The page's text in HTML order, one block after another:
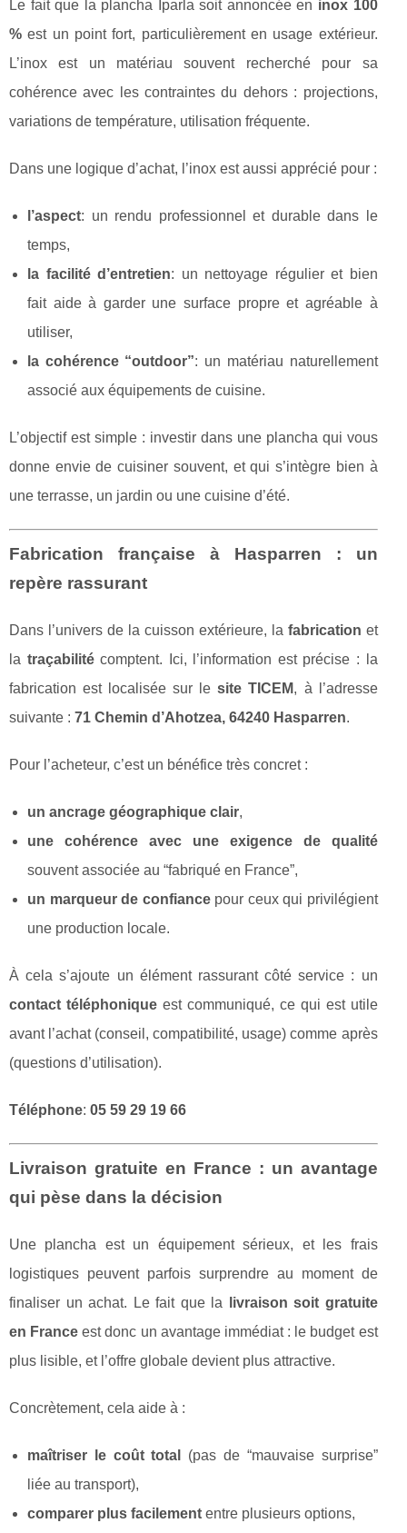
Le fait que la plancha Iparla soit annoncée en inox 100
% est un point fort, particulièrement en usage extérieur.
L’inox est un matériau souvent recherché pour sa
cohérence avec les contraintes du dehors : projections,
variations de température, utilisation fréquente.
Dans une logique d’achat, l’inox est aussi apprécié pour :
l’aspect: un rendu professionnel et durable dans le
temps,
la facilité d’entretien: un nettoyage régulier et bien
fait aide à garder une surface propre et agréable à
utiliser,
la cohérence “outdoor”: un matériau naturellement
associé aux équipements de cuisine.
L’objectif est simple : investir dans une plancha qui vous
donne envie de cuisiner souvent, et qui s’intègre bien à
une terrasse, un jardin ou une cuisine d’été.
Fabrication française à Hasparren : un
repère rassurant
Dans l’univers de la cuisson extérieure, la fabrication et
la traçabilitécomptent. Ici, l’information est précise : la
fabrication est localisée sur lesite TICEM, à l’adresse
suivante : 71 Chemin d’Ahotzea, 64240 Hasparren.
Pour l’acheteur, c’est un bénéfice très concret :
un ancrage géographique clair,
une cohérence avec une exigence de qualité
souvent associée au “fabriqué en France”,
un marqueur de confiancepour ceux qui privilégient
une production locale.
À cela s’ajoute un élément rassurant côté service : un
contact téléphoniqueest communiqué, ce qui est utile
avant l’achat (conseil, compatibilité, usage) comme après
(questions d’utilisation).
Téléphone: 05 59 29 19 66
Livraison gratuite en France : un avantage
qui pèse dans la décision
Une plancha est un équipement sérieux, et les frais
logistiques peuvent parfois surprendre au moment de
finaliser un achat. Le fait que la
livraison soit gratuite
en France est donc un avantage immédiat : le budget est
plus lisible, et l’offre globale devient plus attractive.
Concrètement, cela aide à :
maîtriser le coût total
(pas de “mauvaise surprise”
liée au transport),
comparer plus facilement entre plusieurs options,